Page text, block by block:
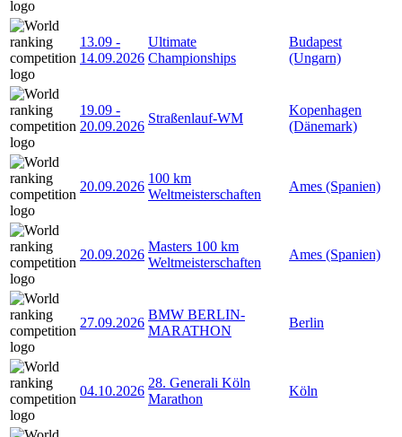
13.09 -
14.09.2026
Ultimate
Championships
Budapest
(Ungarn)
19.09 -
20.09.2026
Straßenlauf-WM
Kopenhagen
(Dänemark)
20.09.2026
100 km
Weltmeisterschaften
Ames (Spanien)
20.09.2026
Masters 100 km
Weltmeisterschaften
Ames (Spanien)
27.09.2026
BMW BERLIN-
MARATHON
Berlin
04.10.2026
28. Generali Köln
Marathon
Köln